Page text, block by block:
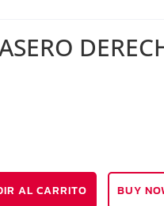
AL CARRITO BUY